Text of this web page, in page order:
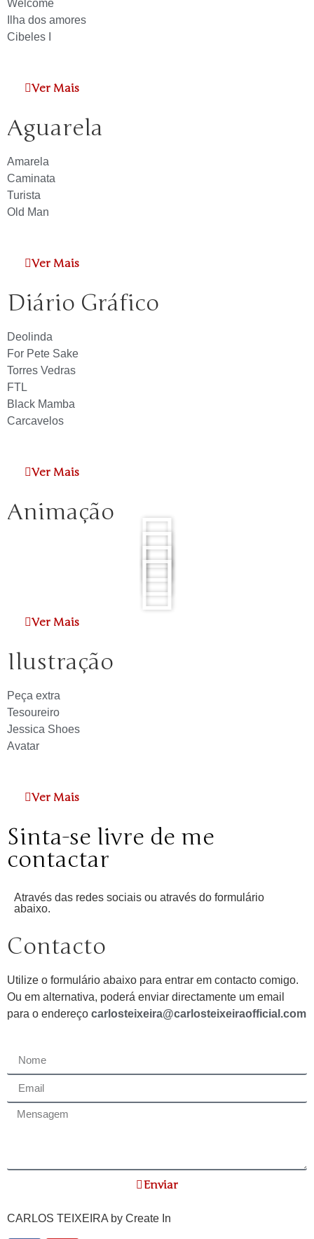
Welcome
Ilha dos amores
Cibeles I
Ver Mais
Aguarela
Amarela
Caminata
Turista
Old Man
Ver Mais
Diário Gráfico
Deolinda
For Pete Sake
Torres Vedras
FTL
Black Mamba
Carcavelos
Ver Mais
Animação
Ver Mais
Ilustração
Peça extra
Tesoureiro
Jessica Shoes
Avatar
Ver Mais
Sinta-se livre de me
contactar
Através das redes sociais ou através do formulário
abaixo.
Contacto
Utilize o formulário abaixo para entrar em contacto comigo.
Ou em alternativa, poderá enviar directamente um email
para o endereço carlosteixeira@carlosteixeiraofficial.com
Enviar
CARLOS TEIXEIRA by Create In